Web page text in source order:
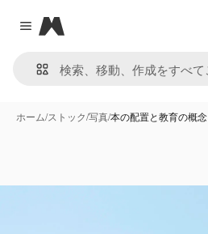
Close menu
Magnific
ホーム/ストック/写真/本の配置と教育の概念